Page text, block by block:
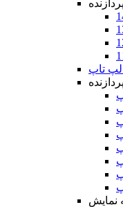
تاپ
نمایش